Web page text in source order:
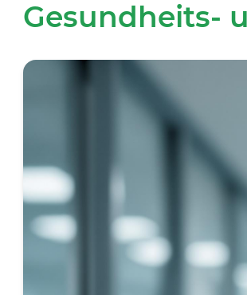
Gesundheits-